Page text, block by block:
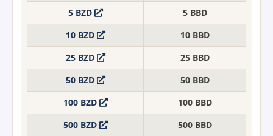
5 BZD
5 BBD
10 BZD
10 BBD
25 BZD
25 BBD
50 BZD
50 BBD
100 BZD
100 BBD
500 BZD
500 BBD